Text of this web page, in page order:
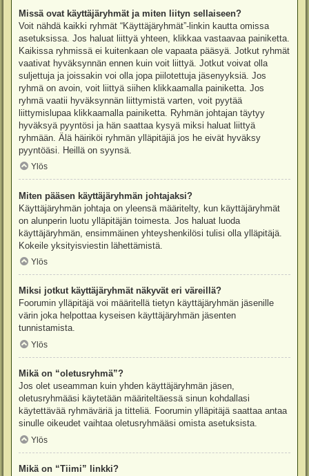
Missä ovat käyttäjäryhmät ja miten liityn sellaiseen?
Voit nähdä kaikki ryhmät “Käyttäjäryhmät”-linkin kautta omissa
asetuksissa. Jos haluat liittyä yhteen, klikkaa vastaavaa painiketta.
Kaikissa ryhmissä ei kuitenkaan ole vapaata pääsyä. Jotkut ryhmät
vaativat hyväksynnän ennen kuin voit liittyä. Jotkut voivat olla
suljettuja ja joissakin voi olla jopa piilotettuja jäsenyyksiä. Jos
ryhmä on avoin, voit liittyä siihen klikkaamalla painiketta. Jos
ryhmä vaatii hyväksynnän liittymistä varten, voit pyytää
liittymislupaa klikkaamalla painiketta. Ryhmän johtajan täytyy
hyväksyä pyyntösi ja hän saattaa kysyä miksi haluat liittyä
ryhmään. Älä häiriköi ryhmän ylläpitäjiä jos he eivät hyväksy
pyyntöäsi. Heillä on syynsä.
Ylös
Miten pääsen käyttäjäryhmän johtajaksi?
Käyttäjäryhmän johtaja on yleensä määritelty, kun käyttäjäryhmät
on alunperin luotu ylläpitäjän toimesta. Jos haluat luoda
käyttäjäryhmän, ensimmäinen yhteyshenkilösi tulisi olla ylläpitäjä.
Kokeile yksityisviestin lähettämistä.
Ylös
Miksi jotkut käyttäjäryhmät näkyvät eri väreillä?
Foorumin ylläpitäjä voi määritellä tietyn käyttäjäryhmän jäsenille
värin joka helpottaa kyseisen käyttäjäryhmän jäsenten
tunnistamista.
Ylös
Mikä on “oletusryhmä”?
Jos olet useamman kuin yhden käyttäjäryhmän jäsen,
oletusryhmääsi käytetään määriteltäessä sinun kohdallasi
käytettävää ryhmäväriä ja titteliä. Foorumin ylläpitäjä saattaa antaa
sinulle oikeudet vaihtaa oletusryhmääsi omista asetuksista.
Ylös
Mikä on “Tiimi” linkki?